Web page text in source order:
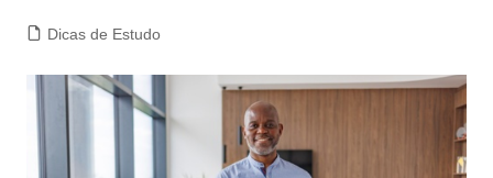
Dicas de Estudo